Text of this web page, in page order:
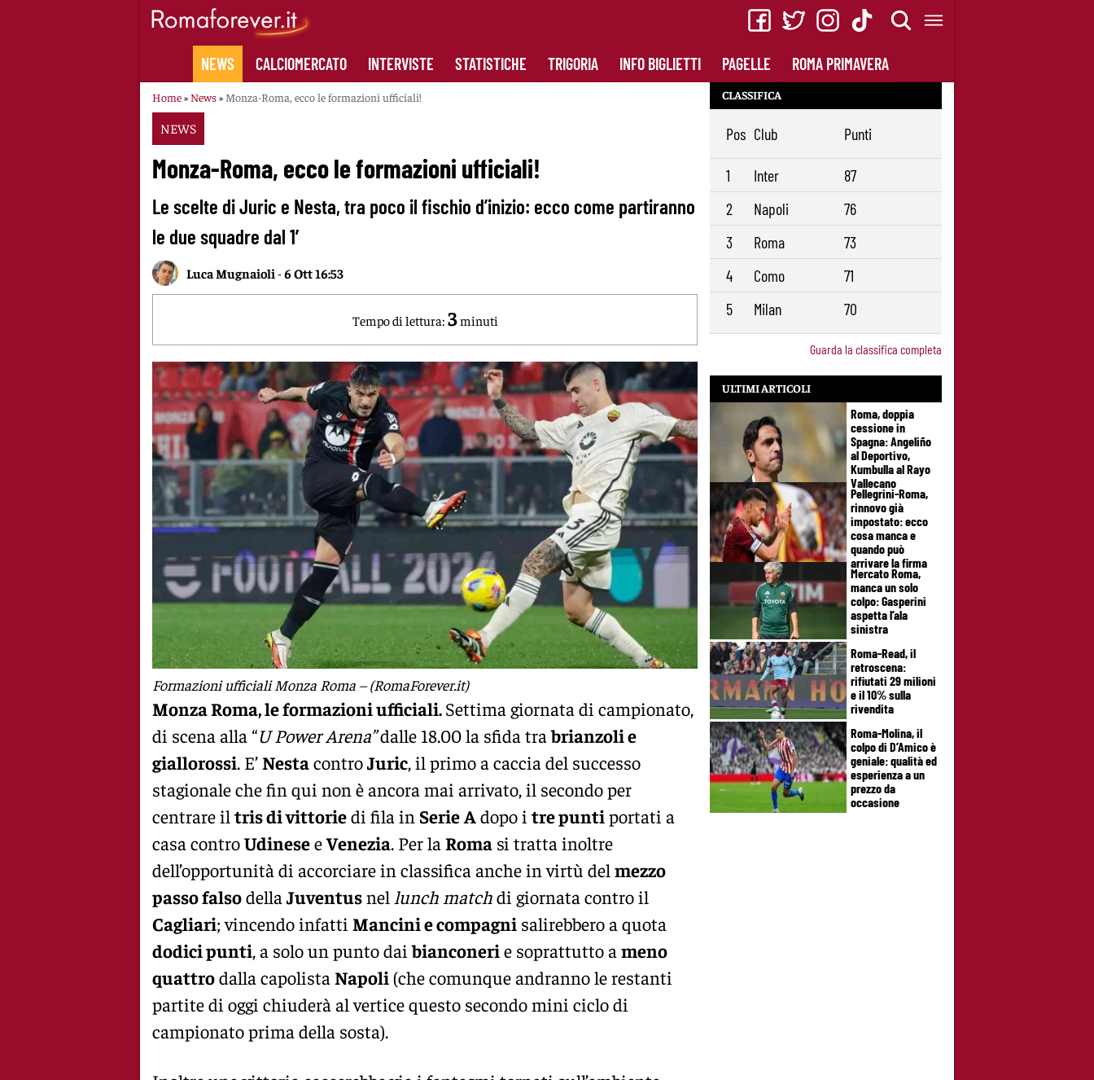
NEWS CALCIOMERCATO INTERVISTE STATISTICHE TRIGORIA INFO BIGLIETTI PAGELLE ROMA PRIMAVERA
Home» News» Monza-Roma, ecco le formazioni ufficiali!
NEWS
Monza-Roma, ecco le formazioni ufficiali!
Le scelte di Juric e Nesta, tra poco il fischio d’inizio: ecco come partiranno
le due squadre dal 1′
Luca Mugnaioli -6 Ott 16:53
Tempo di lettura: 3minuti
Formazioni ufficiali Monza Roma – (RomaForever.it)
Monza Roma, le formazioni ufficiali.Settima giornata di campionato,
di scena alla “U Power Arena”dalle 18.00 la sfida trabrianzoli e
giallorossi. E’ NestacontroJuric, il primo a caccia del successo
stagionale che fin qui non è ancora mai arrivato, il secondo per
centrare il tris di vittoriedi fila in SerieAdopo i tre puntiportati a
casa controUdineseeVenezia. Per la Roma si tratta inoltre
dell’opportunità di accorciare in classifica anche in virtù del mezzo
passo falsodella Juventusnel lunch matchdi giornata contro il
Cagliari; vincendo infatti Mancini e compagni salirebbero a quota
dodici punti, a solo un punto daibianconerie soprattutto a meno
quattrodalla capolista Napoli(che comunque andranno le restanti
partite di oggi chiuderà al vertice questo secondo mini ciclo di
campionato prima della sosta).
CLASSIFICA
Pos Club Punti
1 Inter
87
2
Napoli
76
3
Roma
73
4
Como
71
5
Milan 70
Guarda la classifica completa
ULTIMI ARTICOLI
Roma, doppia
cessione in
Spagna: Angeliño
al Deportivo,
Kumbulla al Rayo
Vallecano
Pellegrini-Roma,
rinnovo già
impostato: ecco
cosa manca e
quando può
arrivare la firma
Mercato Roma,
manca un solo
colpo: Gasperini
aspetta l’ala
sinistra
Roma-Read, il
retroscena:
rifiutati 29 milioni
e il 10% sulla
rivendita
Roma-Molina, il
colpo di D’Amico è
geniale: qualità ed
esperienza a un
prezzo da
occasione